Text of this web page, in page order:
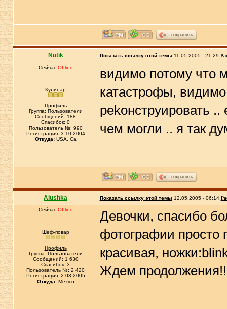
сохранить
Nutik Показать ссылку этой темы 11.05.2005 - 21:29
Сейчас Offline
Кулинар
Профиль
Группа: Пользователи
Сообщений: 188
Спасибок: 0
Пользователь №: 990
Регистрация: 3.10.2004
Откуда:USA, Ca
видимо потому что
катастрофы,
реkонструировать
чем могли .. я так
сохранить
Alushka Показать ссылку этой темы 12.05.2005 - 06:14
Сейчас Offline
Шеф-повар
Профиль
Группа: Пользователи
Сообщений: 1 630
Спасибок: 3
Пользователь №: 2 420
Регистрация: 2.03.2005
Откуда:Mexico
Девочки, спасибо
фотографии просто
красивая,
Ждем